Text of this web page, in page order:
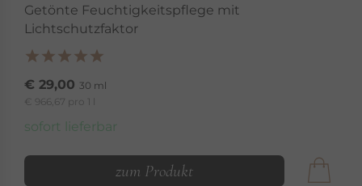
Getönte Feuchtigkeitspflege mit
Lichtschutzfaktor
€ 29,00 30 ml
€ 966,67 pro 1 l
sofort lieferbar
zum Produkt